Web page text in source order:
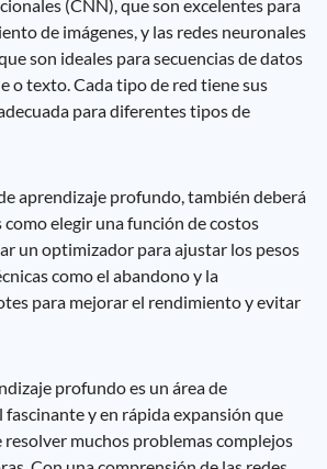
(CNN), que son excelentes para
de imágenes, y las redes neuronales
son ideales para secuencias de datos
o texto. Cada tipo de red tiene sus
para diferentes tipos de
aprendizaje profundo, también deberá
elegir una función de costos
un optimizador para ajustar los pesos
como el abandono y la
para mejorar el rendimiento y evitar
profundo es un área de
y en rápida expansión que
muchos problemas complejos